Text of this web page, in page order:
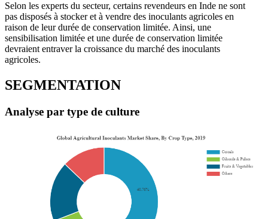
Selon les experts du secteur, certains revendeurs en Inde ne sont
pas disposés à stocker et à vendre des inoculants agricoles en
raison de leur durée de conservation limitée. Ainsi, une
sensibilisation limitée et une durée de conservation limitée
devraient entraver la croissance du marché des inoculants
agricoles.
SEGMENTATION
Analyse par type de culture